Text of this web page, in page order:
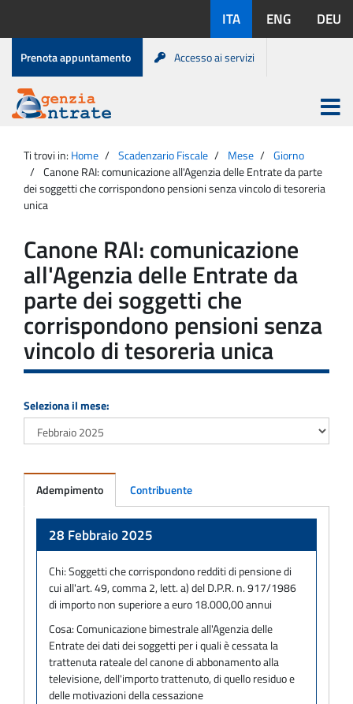
contenuto
disponibili:
ITA ENG DEU
Menu
di
servizio
Prenota appuntamento Accesso ai servizi
Agenzia
Entrate
Apri
menu
principale
Ti trovi in: Home Scadenzario Fiscale Mese
Giorno
Canone RAI: comunicazione all'Agenzia delle Entrate da parte
dei soggetti che corrispondono pensioni senza vincolo di tesoreria
unica
Canone RAI: comunicazione
all'Agenzia delle Entrate da
parte dei soggetti che
corrispondono pensioni senza
vincolo di tesoreria unica
Seleziona il mese:
Adempimento Contribuente
28 Febbraio 2025
Chi:Soggetti che corrispondono redditi di pensione di
cui all'art. 49, comma 2, lett. a) del D.P.R. n. 917/1986
di importo non superiore a euro 18.000,00 annui
Cosa:Comunicazione bimestrale all'Agenzia delle
Entrate dei dati dei soggetti per i quali è cessata la
trattenuta rateale del canone di abbonamento alla
televisione, dell'importo trattenuto, di quello residuo e
delle motivazioni della cessazione